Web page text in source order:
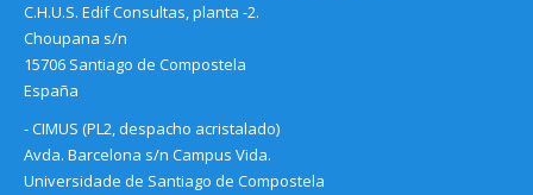
C.H.U.S. Edif Consultas, planta -2.
Choupana s/n
15706 Santiago de Compostela
España
- CIMUS (PL2, despacho acristalado)
Avda. Barcelona s/n Campus Vida.
Universidade de Santiago de Compostela